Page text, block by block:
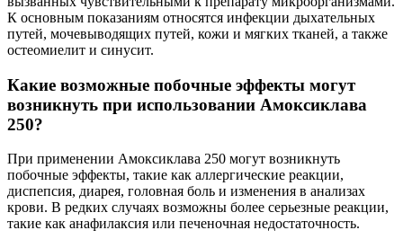
К основным показаниям относятся инфекции дыхательных
путей, мочевыводящих путей, кожи и мягких тканей, а также
остеомиелит и синусит.
Какие возможные побочные эффекты могут
возникнуть при использовании Амоксиклава
250?
При применении Амоксиклава 250 могут возникнуть
побочные эффекты, такие как аллергические реакции,
диспепсия, диарея, головная боль и изменения в анализах
крови. В редких случаях возможны более серьезные реакции,
такие как анафилаксия или печеночная недостаточность.